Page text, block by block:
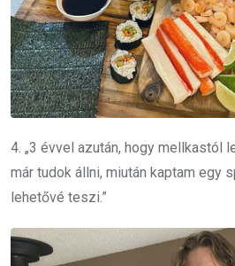
4. „3 évvel azután, hogy mellkastól
már tudok állni, miután kaptam egy
lehetővé teszi.”